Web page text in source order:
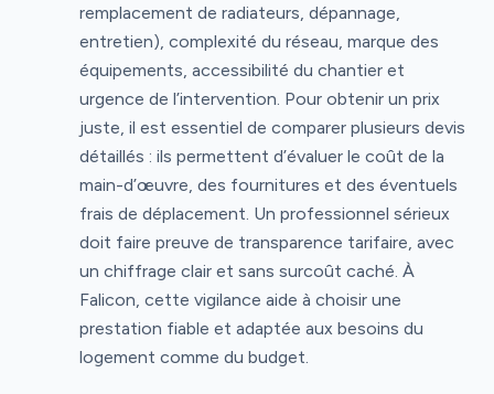
remplacement de radiateurs, dépannage,
entretien), complexité du réseau, marque des
équipements, accessibilité du chantier et
urgence de l’intervention. Pour obtenir un prix
juste, il est essentiel de comparer plusieurs devis
détaillés : ils permettent d’évaluer le coût de la
main-d’œuvre, des fournitures et des éventuels
frais de déplacement. Un professionnel sérieux
doit faire preuve de transparence tarifaire, avec
un chiffrage clair et sans surcoût caché. À
Falicon, cette vigilance aide à choisir une
prestation fiable et adaptée aux besoins du
logement comme du budget.